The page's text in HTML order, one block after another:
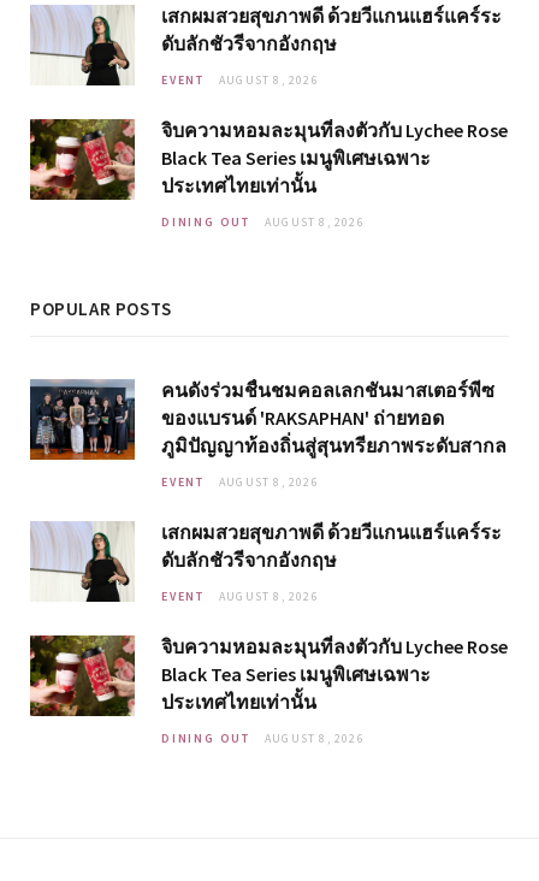
เสกผมสวยสุขภาพดี ด้วยวีแกนแฮร์แคร์ระ
ดับลักชัวรีจากอังกฤษ
EVENT AUGUST 8, 2026
จิบความหอมละมุนที่ลงตัวกับ Lychee Rose
Black Tea Series เมนูพิเศษเฉพาะ
ประเทศไทยเท่านั้น
DINING OUT AUGUST 8, 2026
POPULAR POSTS
คนดังร่วมชื่นชมคอลเลกชันมาสเตอร์พีซ
ของแบรนด์ 'RAKSAPHAN' ถ่ายทอด
ภูมิปัญญาท้องถิ่นสู่สุนทรียภาพระดับสากล
EVENT AUGUST 8, 2026
เสกผมสวยสุขภาพดี ด้วยวีแกนแฮร์แคร์ระ
ดับลักชัวรีจากอังกฤษ
EVENT AUGUST 8, 2026
จิบความหอมละมุนที่ลงตัวกับ Lychee Rose
Black Tea Series เมนูพิเศษเฉพาะ
ประเทศไทยเท่านั้น
DINING OUT AUGUST 8, 2026